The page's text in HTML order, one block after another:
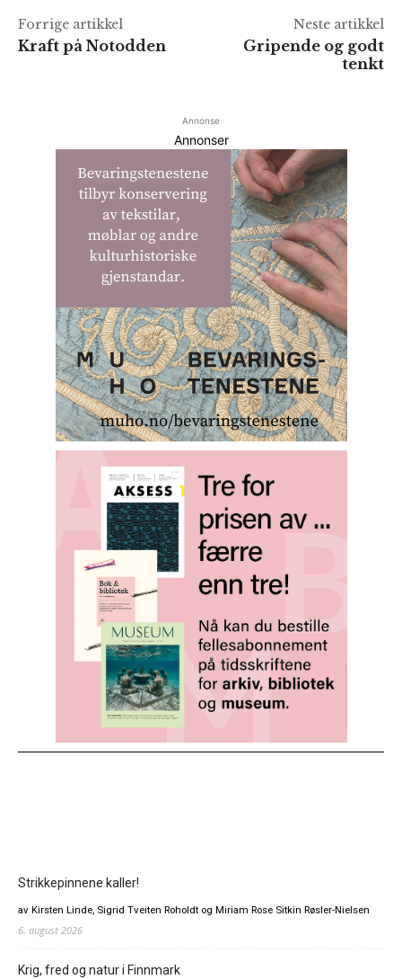
Forrige artikkel
Kraft på Notodden
Neste artikkel
Gripende og godt
tenkt
Annonse
Annonser
Strikkepinnene kaller!
av Kirsten Linde, Sigrid Tveiten Roholdt og Miriam Rose Sitkin Røsler-Nielsen
6. august 2026
Krig, fred og natur i Finnmark